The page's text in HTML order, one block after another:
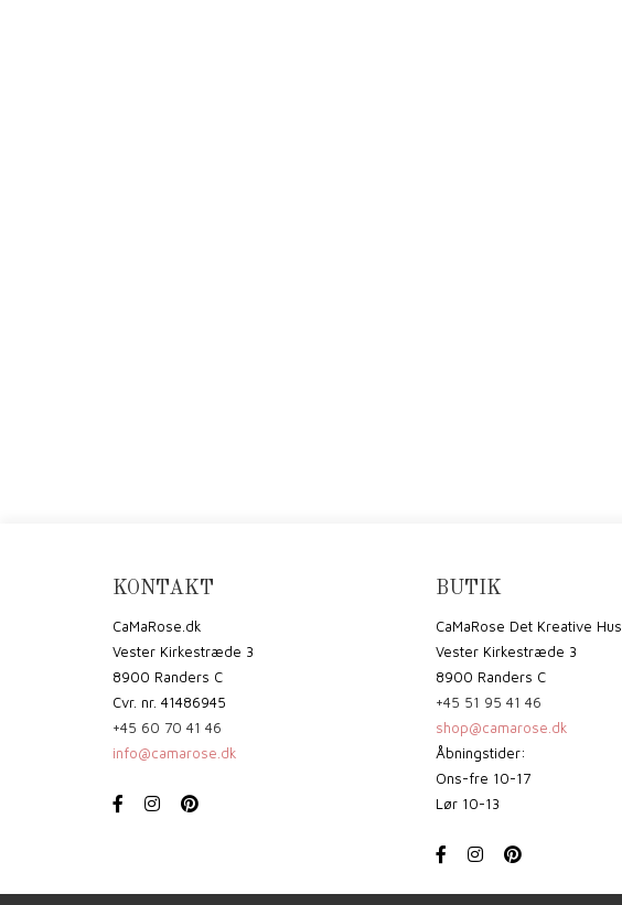
KONTAKT
CaMaRose.dk
Vester Kirkestræde 3
8900 Randers C
Cvr. nr. 41486945
+45 60 70 41 46
info@camarose.dk
BUTIK
CaMaRose Det Kreative Hus
Vester Kirkestræde 3
8900 Randers C
+45 51 95 41 46
shop@camarose.dk
Åbningstider:
Ons-fre 10-17
Lør 10-13